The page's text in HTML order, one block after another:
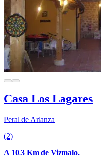
Casa Los Lagares
Peral de Arlanza
(2)
A 10.3 Km de Vizmalo.